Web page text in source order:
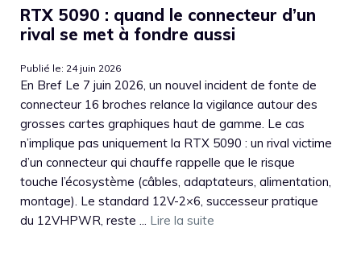
RTX 5090 : quand le connecteur d’un
rival se met à fondre aussi
Publié le: 24 juin 2026
En Bref Le 7 juin 2026, un nouvel incident de fonte de
connecteur 16 broches relance la vigilance autour des
grosses cartes graphiques haut de gamme. Le cas
n’implique pas uniquement la RTX 5090 : un rival victime
d’un connecteur qui chauffe rappelle que le risque
touche l’écosystème (câbles, adaptateurs, alimentation,
montage). Le standard 12V-2×6, successeur pratique
du 12VHPWR, reste ... Lire la suite